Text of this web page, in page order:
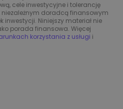
cele inwestycyjne i tolerancję
niezależnym doradcą finansowym
inwestycji. Niniejszy materiał nie
porada finansowa. Więcej
korzystania z usługi i